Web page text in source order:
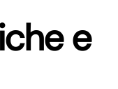
e